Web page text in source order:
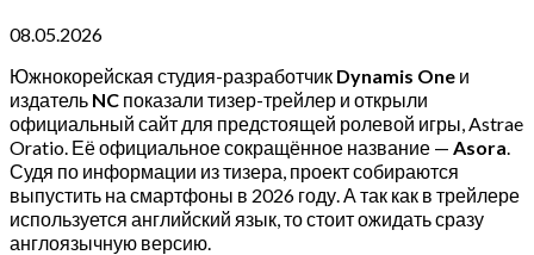
08.05.2026
Южнокорейская студия-разработчик Dynamis One и
издатель NC показали тизер-трейлер и открыли
официальный сайт для предстоящей ролевой игры, Astrae
Oratio. Её официальное сокращённое название — Asora.
Судя по информации из тизера, проект собираются
выпустить на смартфоны в 2026 году. А так как в трейлере
используется английский язык, то стоит ожидать сразу
англоязычную версию.